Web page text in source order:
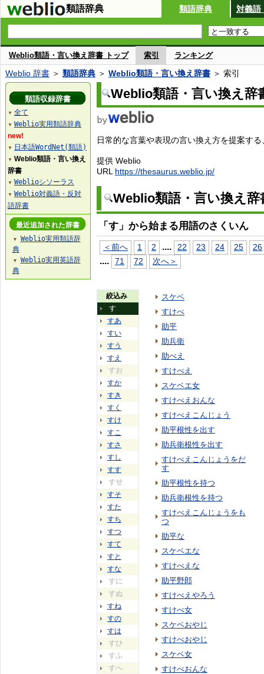
類語辞典 類語辞典 対義語
Weblio類語・言い換え辞書 トップ 索引 ランキング
Weblio 辞書 ＞ 類語辞典 ＞ Weblio類語・言い換え辞書 ＞ 索引
Weblio類語・言い換え辞
日常的な言葉や表現の言い換え方を提案す
提供 Weblio
URL https://thesaurus.weblio.jp/
Weblio類語・言い換え
「す」から始まる用語のさくいん
＜前へ 1 2 .... 22 23 24 25 26
.... 71 72 次へ＞
絞込み
す
すあ
すい
すう
すえ
すお
すか
すき
すく
すけ
すこ
すさ
すし
すす
すせ
すそ
すた
すち
すつ
すて
すと
すな
すに
すぬ
すね
すの
すは
すひ
すふ
すへ
スケベ
すけべ
助平
助兵衛
助べえ
すけべえ
スケベエ女
すけべえおんな
すけべえこんじょう
助平根性を出す
助兵衛根性を出す
すけべえこんじょうをだ
す
助平根性を持つ
助兵衛根性を持つ
すけべえこんじょうをも
つ
助平な
スケベエな
すけべえな
助平野郎
すけべえやろう
すけべ女
スケベおやじ
すけべおやじ
スケベ女
すけべおんな
類語収録辞書
▼ 全て
▼ Weblio実用類語辞典
new!
▼ 日本語WordNet(類語)
▼ Weblio類語・言い換え
辞書
▼ Weblioシソーラス
▼ Weblio対義語・反対
語辞書
最近追加された辞書
▼
Weblio実用類語辞
典
▼
Weblio実用英語辞
典